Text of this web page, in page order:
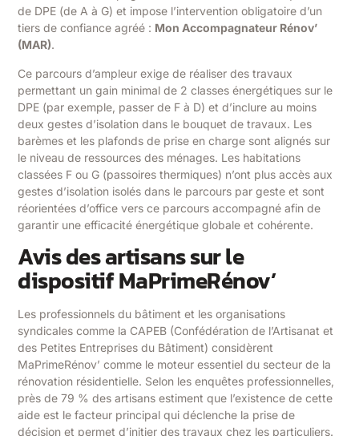
de DPE (de A à G) et impose l’intervention obligatoire d’un
tiers de confiance agréé : Mon Accompagnateur Rénov’
(MAR).
Ce parcours d’ampleur exige de réaliser des travaux
permettant un gain minimal de 2 classes énergétiques sur le
DPE (par exemple, passer de F à D) et d’inclure au moins
deux gestes d’isolation dans le bouquet de travaux. Les
barèmes et les plafonds de prise en charge sont alignés sur
le niveau de ressources des ménages. Les habitations
classées F ou G (passoires thermiques) n’ont plus accès aux
gestes d’isolation isolés dans le parcours par geste et sont
réorientées d’office vers ce parcours accompagné afin de
garantir une efficacité énergétique globale et cohérente.
Avis des artisans sur le
dispositif MaPrimeRénov’
Les professionnels du bâtiment et les organisations
syndicales comme la CAPEB (Confédération de l’Artisanat et
des Petites Entreprises du Bâtiment) considèrent
MaPrimeRénov’ comme le moteur essentiel du secteur de la
rénovation résidentielle. Selon les enquêtes professionnelles,
près de 79 % des artisans estiment que l’existence de cette
aide est le facteur principal qui déclenche la prise de
décision et permet d’initier des travaux chez les particuliers.